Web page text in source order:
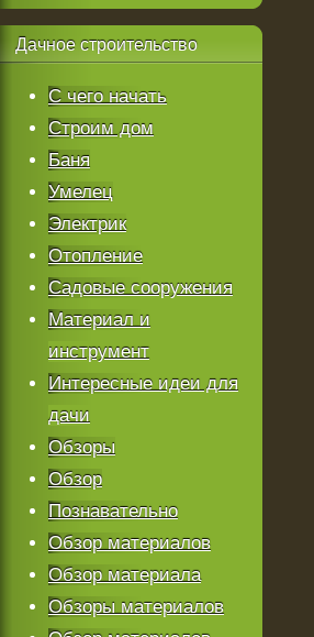
Дачноестроительство
С чего начать
Строим дом
Баня
Умелец
Электрик
Отопление
Садовые сооружения
Материал и
инструмент
Интересные идеи для
дачи
Обзоры
Обзор
Познавательно
Обзор материалов
Обзор материала
Обзоры материалов